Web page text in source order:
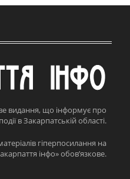
видання, що інформує про
події в Закарпатській області.
гіперпосилання на
інфо» обов’язкове.